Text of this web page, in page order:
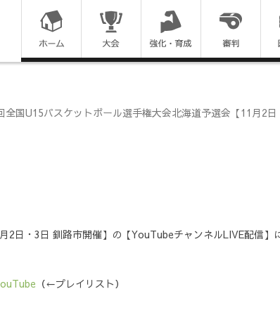
コ
ン
プ
全国U15バスケットボール選手権大会北海道予選会【11月2
2日・3日 釧路市開催】の【YouTubeチャンネルLIVE配信】
（←プレイリスト）